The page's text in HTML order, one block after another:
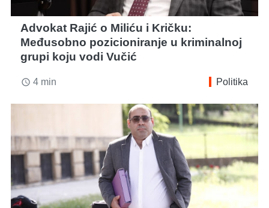
Advokat Rajić o Miliću i Kričku:
Međusobno pozicioniranje u kriminalnoj
grupi koju vodi Vučić
access_time 4 min Politika